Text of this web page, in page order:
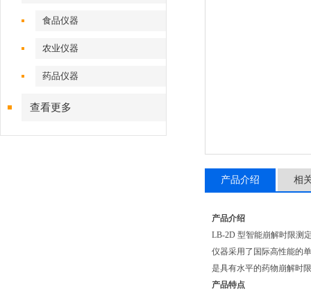
食品仪器
农业仪器
药品仪器
查看更多
产品介绍 相
产品介绍
LB-2D 型智能崩解时限测
仪器采用了国际高性能的
是具有水平的药物崩解时
产品特点